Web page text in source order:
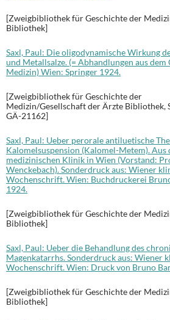
[Zweigbibliothek für Geschichte der
Bibliothek]
Saxl, Paul: Die oligodynamische Wirkung
und Metallsalze. (= Abhandlungen aus dem
Medizin) Wien: Springer 1924.
[Zweigbibliothek für Geschichte der
Medizin/Gesellschaft der Ärzte Bibliothek,
GÄ-21162]
Saxl, Paul: Ueber perorale antiluetische
Kalomelsuspension (Kalomel-Metem). Aus
medizinischen Klinik in Wien (Vorstand:
Wenckebach). Sonderdruck aus: Wiener
Wochenschrift. Wien: Buchdruckerei
1924.
[Zweigbibliothek für Geschichte der
Bibliothek]
Saxl, Paul: Ueber die Behandlung des
Magenkatarrhs. Sonderdruck aus: Wiener
Wochenschrift. Wien: Druck von Bruno
[Zweigbibliothek für Geschichte der
Bibliothek]